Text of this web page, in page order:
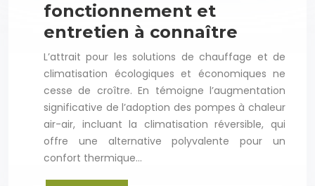
fonctionnement et
entretien à connaître
L’attrait pour les solutions de chauffage et de
climatisation écologiques et économiques ne
cesse de croître. En témoigne l’augmentation
significative de l’adoption des pompes à chaleur
air-air, incluant la climatisation réversible, qui
offre une alternative polyvalente pour un
confort thermique…